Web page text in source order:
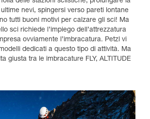
nevi, spingersi verso pareti lontane
tutti buoni motivi per calzare gli sci! Ma
sci richiede l’impiego dell’attrezzatura
ovviamente l’imbracatura. Petzl vi
dedicati a questo tipo di attività. Ma
giusta tra le imbracature FLY, ALTITUDE